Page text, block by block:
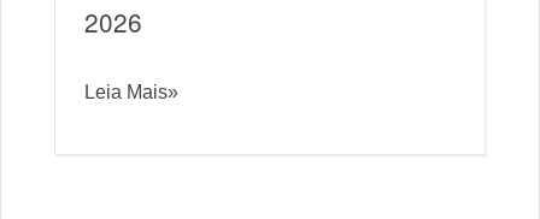
2026
Leia Mais»